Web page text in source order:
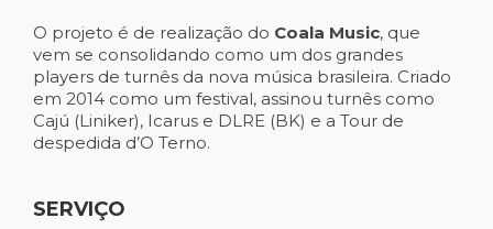
O projeto é de realização do Coala Music, que
vem se consolidando como um dos grandes
players de turnês da nova música brasileira. Criado
em 2014 como um festival, assinou turnês como
Cajú (Liniker), Icarus e DLRE (BK) e a Tour de
despedida d’O Terno.
SERVIÇO